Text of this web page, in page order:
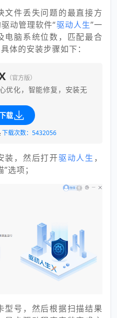
文件丢失问题的最直接方
动管理软件“驱动人生”一
电脑系统位数，匹配最合
体的安装步骤如下：
（官方版）
优化，智能修复，安装无
载
下载次数：5432056
装，然后打开驱动人生 ，
选项；
号，然后根据扫描结果